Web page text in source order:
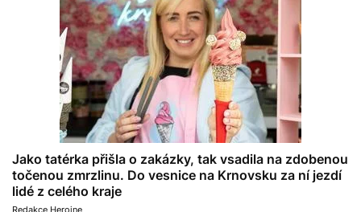
Jako tatérka přišla o zakázky, tak vsadila na zdobenou
točenou zmrzlinu. Do vesnice na Krnovsku za ní jezdí
lidé z celého kraje
Redakce Heroine